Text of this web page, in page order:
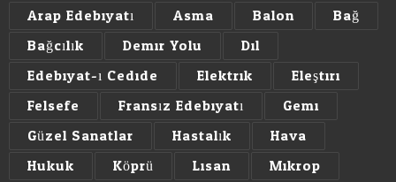
Arap Edebiyatı
Asma Balon
Bağ
Bağcılık
Demir Yolu
Dil
Edebiyat-ı Cedide
Elektrik
Eleştiri
Felsefe
Fransız Edebiyatı
Gemi
Güzel Sanatlar
Hastalık
Hava
Hukuk
Köprü Lisan
Mikrop